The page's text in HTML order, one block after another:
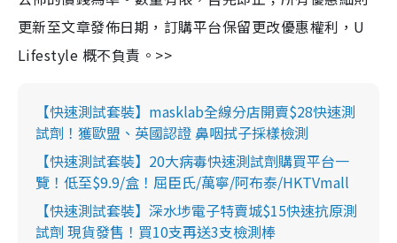
更新至文章發佈日期，訂購平台保留更改優惠權利，U
Lifestyle 概不負責。>>
【快速測試套裝】masklab全線分店開賣$28快速測
試劑！獲歐盟、英國認證 鼻咽拭子採樣檢測
【快速測試套裝】20大病毒快速測試劑購買平台一
覽！低至$9.9/盒！屈臣氏/萬寧/阿布泰/HKTVmall
【快速測試套裝】深水埗電子特賣城$15快速抗原測
試劑 現貨發售！買10支再送3支檢測棒